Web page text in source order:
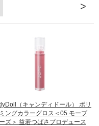
>
（キャンディドール） ボリ
ングカラーグロス＜05 モーブ
ズ＞ 益若つばさプロデュース